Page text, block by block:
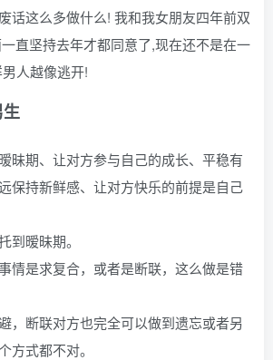
话这么多做什么! 我和我女朋友四年前双
直坚持去年才都同意了,现在还不是在一
人越像逃开!
昧期、让对方参与自己的成长、平稳有
保持新鲜感、让对方快乐的前提是自己
到暧昧期。
情是求复合，或者是断联，这么做是错
，断联对方也完全可以做到遗忘或者另
方式都不对。